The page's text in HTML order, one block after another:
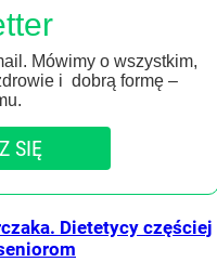
Mówimy o wszystkim,
i dobrą formę –
SIĘ
Dietetycy częściej